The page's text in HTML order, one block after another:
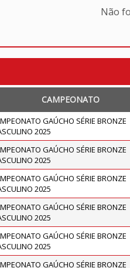
Não
CAMPEONATO
GAÚCHO SÉRIE BRONZE
2025
GAÚCHO SÉRIE BRONZE
2025
GAÚCHO SÉRIE BRONZE
2025
GAÚCHO SÉRIE BRONZE
2025
GAÚCHO SÉRIE BRONZE
2025
GAÚCHO SÉRIE BRONZE